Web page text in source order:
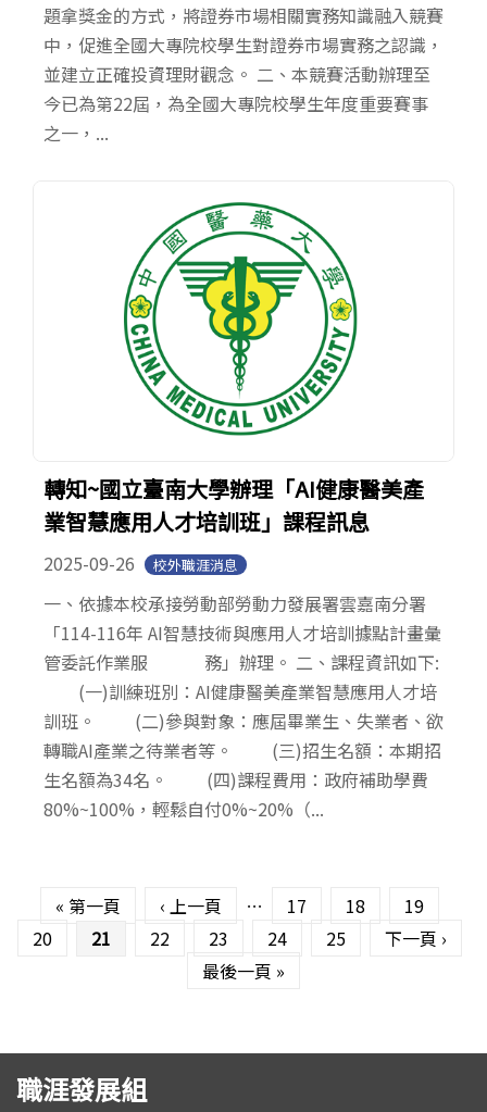
題拿獎金的方式，將證券市場相關實務知識融入競賽
中，促進全國大專院校學生對證券市場實務之認識，
並建立正確投資理財觀念。 二、本競賽活動辦理至
今已為第22屆，為全國大專院校學生年度重要賽事
之一，...
轉知~國立臺南大學辦理「AI健康醫美產
業智慧應用人才培訓班」課程訊息
2025-09-26 校外職涯消息
一、依據本校承接勞動部勞動力發展署雲嘉南分署
「114-116年 AI智慧技術與應用人才培訓據點計畫彙
管委託作業服 務」辦理。 二、課程資訊如下:
(一)訓練班別：AI健康醫美產業智慧應用人才培
訓班。 (二)參與對象：應屆畢業生、失業者、欲
轉職AI產業之待業者等。 (三)招生名額：本期招
生名額為34名。 (四)課程費用：政府補助學費
80%~100%，輕鬆自付0%~20%（...
« 第一頁 ‹ 上一頁 … 17 18
19
20
21 22 23 24 25
下一頁 ›
最後一頁 »
職涯發展組